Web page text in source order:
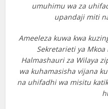
umuhimu wa za
upandaji miti
Ameeleza kuwa kwa
Sekretarieti ya
Halmashauri za Wilaya
wa kuhamasisha vijana
na uhifadhi wa misitu